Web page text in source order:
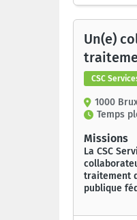
Un(e)
CSC
1000
Temps
Missions
La CSC
traitement
publique